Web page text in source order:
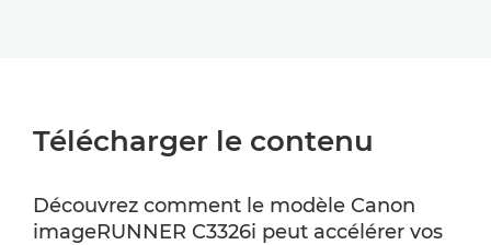
Télécharger le contenu
Découvrez comment le modèle Canon
imageRUNNER C3326i peut accélérer vos